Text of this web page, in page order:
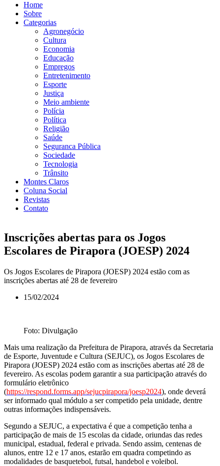
Home
Sobre
Categorias
Agronegócio
Cultura
Economia
Educação
Empregos
Entretenimento
Esporte
Justiça
Meio ambiente
Polícia
Política
Religião
Saúde
Seguranca Pública
Sociedade
Tecnologia
Trânsito
Montes Claros
Coluna Social
Revistas
Contato
Inscrições abertas para os Jogos
Escolares de Pirapora (JOESP) 2024
Os Jogos Escolares de Pirapora (JOESP) 2024 estão com as
inscrições abertas até 28 de fevereiro
15/02/2024
Foto: Divulgação
Mais uma realização da Prefeitura de Pirapora, através da Secretaria
de Esporte, Juventude e Cultura (SEJUC), os Jogos Escolares de
Pirapora (JOESP) 2024 estão com as inscrições abertas até 28 de
fevereiro. As escolas podem garantir a sua participação através do
formulário eletrônico
(https://respond.forms.app/sejucpirapora/joesp2024), onde deverá
ser informado qual módulo a ser competido pela unidade, dentre
outras informações indispensáveis.
Segundo a SEJUC, a expectativa é que a competição tenha a
participação de mais de 15 escolas da cidade, oriundas das redes
municipal, estadual, federal e privada. Sendo assim, centenas de
alunos, entre 12 e 17 anos, estarão em quadra competindo as
modalidades de basquetebol, futsal, handebol e voleibol.